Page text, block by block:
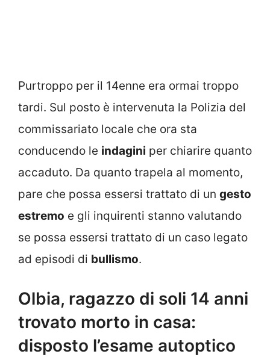
Purtroppo per il 14enne era ormai troppo
tardi. Sul posto è intervenuta la Polizia del
commissariato locale che ora sta
conducendo le indagini per chiarire quanto
accaduto. Da quanto trapela al momento,
pare che possa essersi trattato di un gesto
estremo e gli inquirenti stanno valutando
se possa essersi trattato di un caso legato
ad episodi di bullismo.
Olbia, ragazzo di soli 14 anni
trovato morto in casa:
disposto l’esame autoptico